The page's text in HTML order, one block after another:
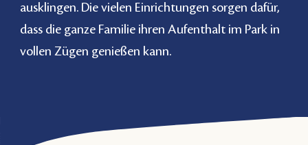
ausklingen. Die vielen Einrichtungen sorgen dafür,
dass die ganze Familie ihren Aufenthalt im Park in
vollen Zügen genießen kann.